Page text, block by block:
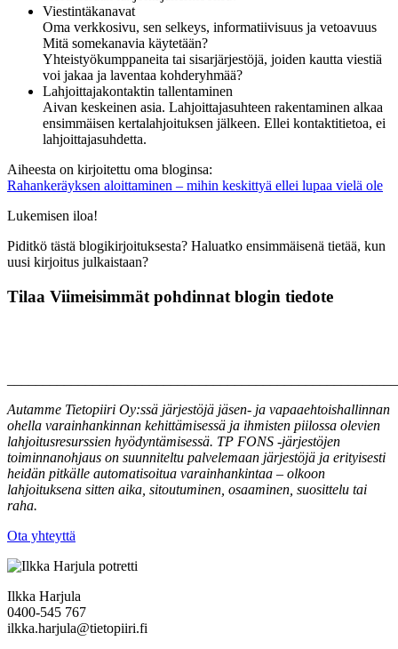
Viestintäkanavat
Oma verkkosivu, sen selkeys, informatiivisuus ja vetoavuus
Mitä somekanavia käytetään?
Yhteistyökumppaneita tai sisarjärjestöjä, joiden kautta viestiä
voi jakaa ja laventaa kohderyhmää?
Lahjoittajakontaktin tallentaminen
Aivan keskeinen asia. Lahjoittajasuhteen rakentaminen alkaa
ensimmäisen kertalahjoituksen jälkeen. Ellei kontaktitietoa, ei
lahjoittajasuhdetta.
Aiheesta on kirjoitettu oma bloginsa:
Rahankeräyksen aloittaminen – mihin keskittyä ellei lupaa vielä ole
Lukemisen iloa!
Piditkö tästä blogikirjoituksesta? Haluatko ensimmäisenä tietää, kun
uusi kirjoitus julkaistaan?
Tilaa Viimeisimmät pohdinnat blogin tiedote
Autamme Tietopiiri Oy:ssä järjestöjä jäsen- ja vapaaehtoishallinnan
ohella varainhankinnan kehittämisessä ja ihmisten piilossa olevien
lahjoitusresurssien hyödyntämisessä. TP FONS -järjestöjen
toiminnanohjaus on suunniteltu palvelemaan järjestöjä ja erityisesti
heidän pitkälle automatisoitua varainhankintaa – olkoon
lahjoituksena sitten aika, sitoutuminen, osaaminen, suosittelu tai
raha.
Ota yhteyttä
Ilkka Harjula
0400-545 767
ilkka.harjula@tietopiiri.fi